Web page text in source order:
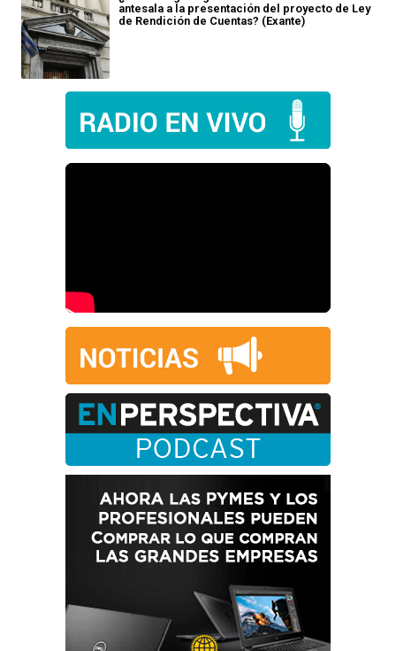
antesala a la presentación del proyecto de Ley
de Rendición de Cuentas? (Exante)